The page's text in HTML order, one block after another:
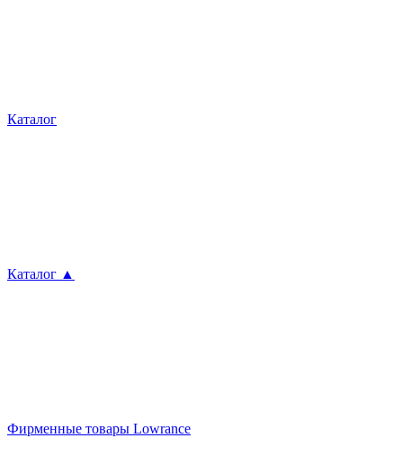
Каталог
Каталог ▲
Фирменные товары Lowrance